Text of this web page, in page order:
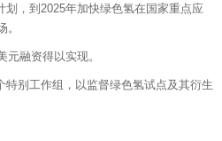
划，到2025年加快绿色氢在国家重点应
元融资得以实现。
特别工作组，以监督绿色氢试点及其衍生